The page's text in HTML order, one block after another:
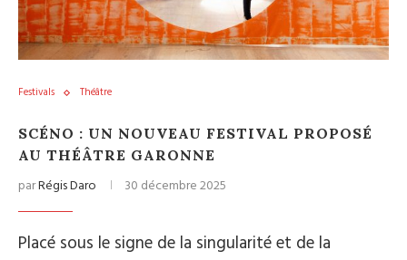
Festivals Théâtre
SCÉNO : UN NOUVEAU FESTIVAL PROPOSÉ
AU THÉÂTRE GARONNE
parRégis Daro 30 décembre 2025
Placé sous le signe de la singularité et de la